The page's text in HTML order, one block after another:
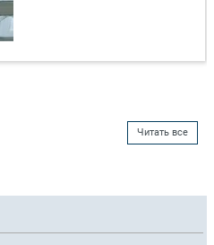
Читать все